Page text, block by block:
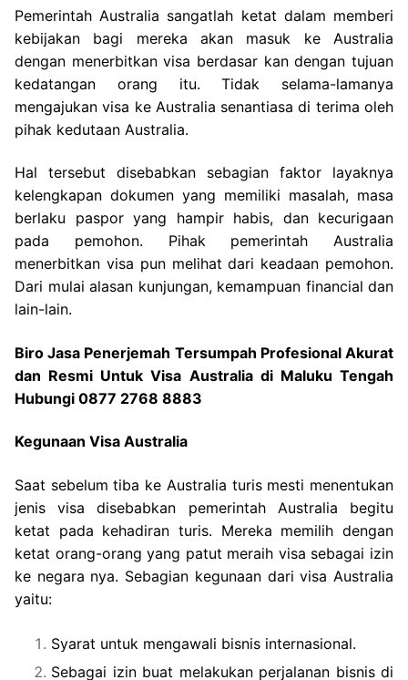
Pemerintah Australia sangatlah ketat dalam memberi
kebijakan bagi mereka akan masuk ke Australia
dengan menerbitkan visa berdasar kan dengan tujuan
kedatangan orang itu. Tidak selama-lamanya
mengajukan visa ke Australia senantiasa di terima oleh
pihak kedutaan Australia.
Hal tersebut disebabkan sebagian faktor layaknya
kelengkapan dokumen yang memiliki masalah, masa
berlaku paspor yang hampir habis, dan kecurigaan
pada pemohon. Pihak pemerintah Australia
menerbitkan visa pun melihat dari keadaan pemohon.
Dari mulai alasan kunjungan, kemampuan financial dan
lain-lain.
Biro Jasa Penerjemah Tersumpah Profesional Akurat
dan Resmi Untuk Visa Australia di Maluku Tengah
Hubungi 0877 2768 8883
Kegunaan Visa Australia
Saat sebelum tiba ke Australia turis mesti menentukan
jenis visa disebabkan pemerintah Australia begitu
ketat pada kehadiran turis. Mereka memilih dengan
ketat orang-orang yang patut meraih visa sebagai izin
ke negara nya. Sebagian kegunaan dari visa Australia
yaitu:
Syarat untuk mengawali bisnis internasional.
Sebagai izin buat melakukan perjalanan bisnis di